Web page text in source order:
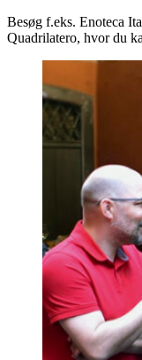
Besøg f.eks. Enoteca
Quadrilatero, hvor du